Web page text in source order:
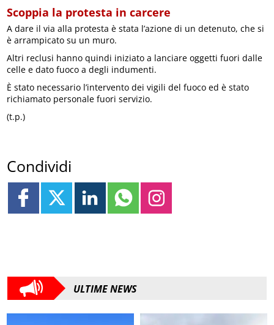
Scoppia la protesta in carcere
A dare il via alla protesta è stata l’azione di un detenuto, che si
è arrampicato su un muro.
Altri reclusi hanno quindi iniziato a lanciare oggetti fuori dalle
celle e dato fuoco a degli indumenti.
È stato necessario l’intervento dei vigili del fuoco ed è stato
richiamato personale fuori servizio.
(t.p.)
Condividi
ULTIME NEWS